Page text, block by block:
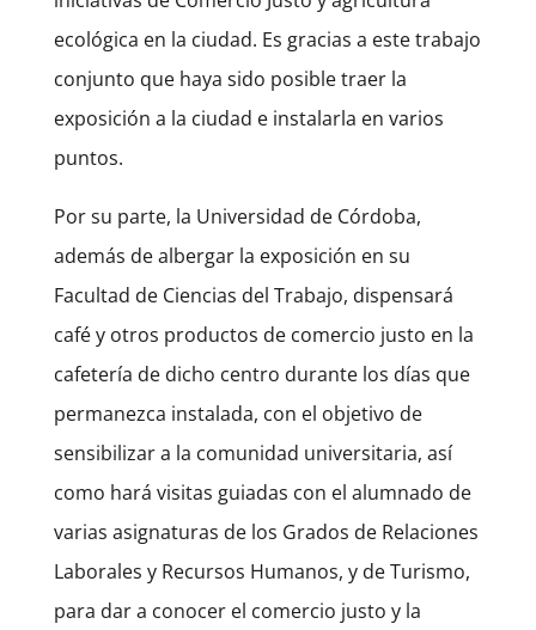
ecológica en la ciudad. Es gracias a este trabajo
conjunto que haya sido posible traer la
exposición a la ciudad e instalarla en varios
puntos.
Por su parte, la Universidad de Córdoba,
además de albergar la exposición en su
Facultad de Ciencias del Trabajo, dispensará
café y otros productos de comercio justo en la
cafetería de dicho centro durante los días que
permanezca instalada, con el objetivo de
sensibilizar a la comunidad universitaria, así
como hará visitas guiadas con el alumnado de
varias asignaturas de los Grados de Relaciones
Laborales y Recursos Humanos, y de Turismo,
para dar a conocer el comercio justo y la